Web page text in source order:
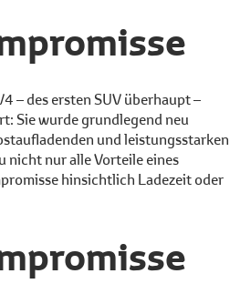
– des ersten SUV überhaupt –
Sie wurde grundlegend neu
und leistungsstarken
nicht nur alle Vorteile eines
hinsichtlich Ladezeit oder